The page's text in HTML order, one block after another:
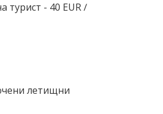
- 40 EUR ∕
летищни